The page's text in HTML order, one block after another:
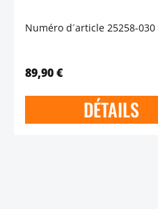
Numéro d´article 25258-030
89,90 €
DÉTAILS